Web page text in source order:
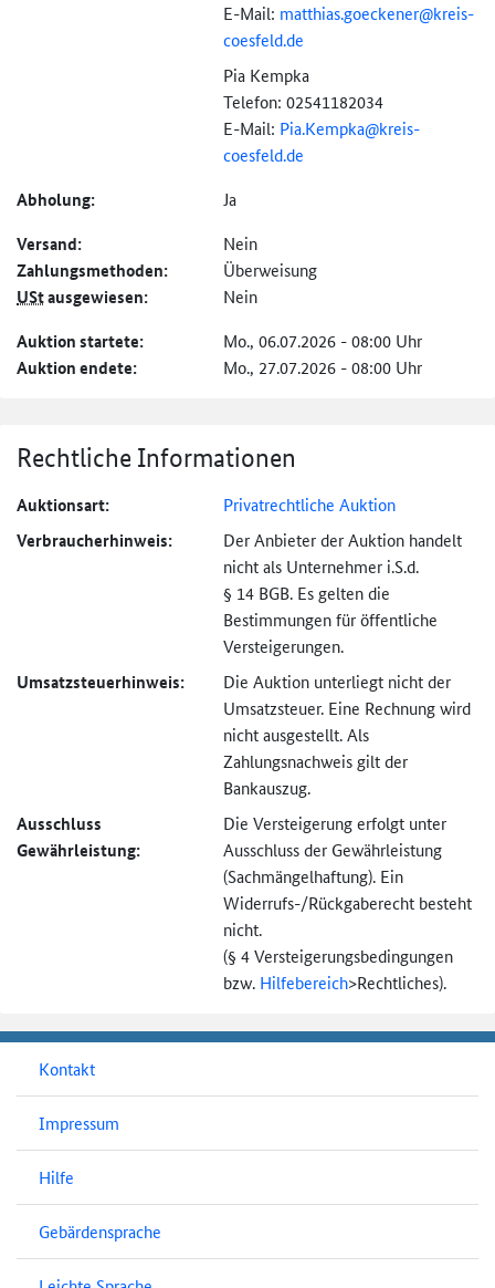
E-Mail: matthias.goeckener@kreis-
coesfeld.de
Pia Kempka
Telefon: 02541182034
E-Mail: Pia.Kempka@kreis-
coesfeld.de
Abholung: Ja
Versand: Nein
Zahlungs­methoden: Überweisung
UStausgewiesen: Nein
Auktion startete: Mo., 06.07.2026 - 08:00 Uhr
Auktion endete: Mo., 27.07.2026 - 08:00 Uhr
Rechtliche Informationen
Auktionsart: Privatrechtliche Auktion
Verbraucher­hinweis:
Der Anbieter der Auktion handelt
nicht als Unternehmer i.S.d.
§ 14 BGB. Es gelten die
Bestimmungen für öffentliche
Versteigerungen.
Umsatzsteuer­hinweis:
Die Auktion unterliegt nicht der
Umsatzsteuer. Eine Rechnung wird
nicht ausgestellt. Als
Zahlungsnachweis gilt der
Bankauszug.
Ausschluss
Gewährleistung:
Die Versteigerung erfolgt unter
Ausschluss der Gewährleistung
(Sachmängel­haftung). Ein
Widerrufs-/Rückgaberecht besteht
nicht.
(§ 4 Versteigerungs­bedingungen
bzw. Hilfebereich>Rechtliches).
Kontakt
Impressum
Hilfe
Gebärdensprache